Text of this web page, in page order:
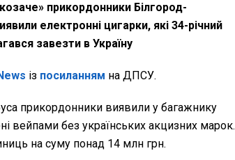
прикордонники Білгород-
електронні цигарки, які 34-річний
завезти в Україну
із посиланням на ДПСУ.
прикордонники виявили у багажнику
вейпами без українських акцизних марок.
на суму понад 14 млн грн.